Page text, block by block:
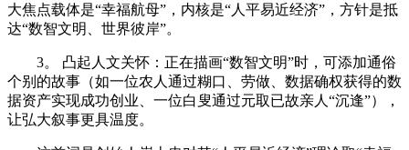
大焦点载体是“幸福航母”，内核是“人平易近经济”，方针是抵
达“数智文明、世界彼岸”。
3。 凸起人文关怀：正在描画“数智文明”时，可添加通俗
个别的故事（如一位农人通过糊口、劳做、数据确权获得的数
据资产实现成功创业、一位白叟通过元取已故亲人“沉逢”），
让弘大叙事更具温度。